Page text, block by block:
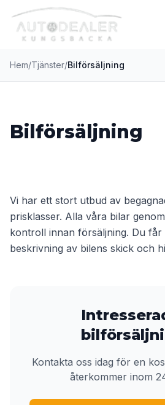
Hem/Tjänster/Bilförsäljning
Bilförsäljning
Vi har ett stort utbud av
prisklasser. Alla våra bilar
kontroll innan försäljning. Du får
beskrivning av bilens skick och
Kontakta oss idag för en
återkommer inom